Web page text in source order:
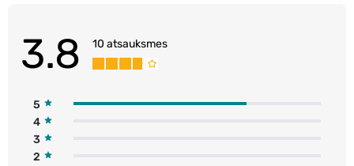
3.8 10 atsauksmes
5
4
3
2